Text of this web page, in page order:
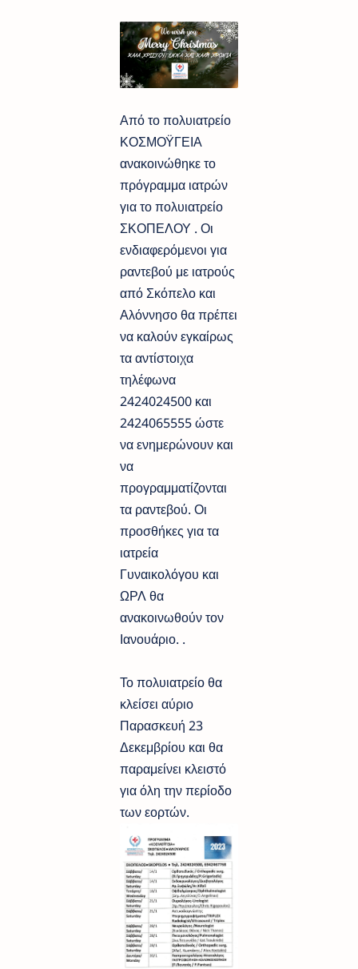
Από το πολυιατρείο
ΚΟΣΜΟΫΓΕΙΑ
ανακοινώθηκε το
πρόγραμμα ιατρών
για το πολυιατρείο
ΣΚΟΠΕΛΟΥ . Οι
ενδιαφερόμενοι για
ραντεβού με ιατρούς
από Σκόπελο και
Αλόννησο θα πρέπει
να καλούν εγκαίρως
τα αντίστοιχα
τηλέφωνα
2424024500 και
2424065555 ώστε
να ενημερώνουν και
να
προγραμματίζονται
τα ραντεβού. Οι
προσθήκες για τα
ιατρεία
Γυναικολόγου και
ΩΡΛ θα
ανακοινωθούν τον
Ιανουάριο. .
Το πολυιατρείο θα
κλείσει αύριο
Παρασκευή 23
Δεκεμβρίου και θα
παραμείνει κλειστό
για όλη την περίοδο
των εορτών.